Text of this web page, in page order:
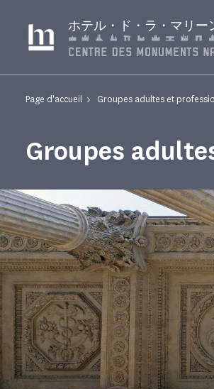
ホテル・ド・ラ・マリー
Page d'accueil Groupes adultes et
Groupes